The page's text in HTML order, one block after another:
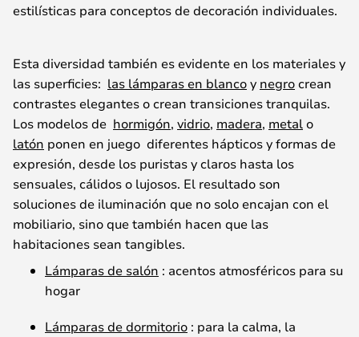
estilísticas para conceptosdedecoración individuales.
Esta diversidad también es evidente en los materiales y
las superficies: las lámparas en blancoy negrocrean
contrasteselegantes ocrean transicionestranquilas.
Los modelosde hormigón, vidrio, madera, metalo
latón ponen en juego diferentes hápticosyformasde
expresión, desde los puristasyclaros hasta los
sensuales, cálidoso lujosos. El resultado son
solucionesde iluminación que no soloencajan con el
mobiliario, sinoquetambién hacen que las
habitaciones sean tangibles.
Lámparas de salón : acentos atmosféricos para su
hogar
Lámparas de dormitorio : para la calma, la